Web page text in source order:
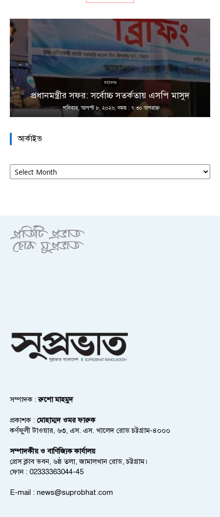
মহানগর
প্রধানমন্ত্রীর সফর: সর্বোচ্চ সতর্কতায় এসপি মাসুদ
শনিবার, আগস্ট ৮, ২০২৬; সময় : ৭:৩০ অপরাহ্ণ
আর্কাইভ
আর্কাইভ
সম্পাদক :রুশো মাহমুদ
প্রকাশক : মোহাম্মদ ওমর ফারুক
কর্ণফুলী টাওয়ার, ৬৩, এস. এস. খালেদ রোড চট্টগ্রাম-৪০০০
সম্পাদকীয় ও বাণিজ্যিক কার্যালয়
প্রেস ক্লাব ভবন, ৬ষ্ঠ তলা, জামালখান রোড, চট্টগ্রাম।
ফোন : 02333363044-45
E-mail : news@suprobhat.com